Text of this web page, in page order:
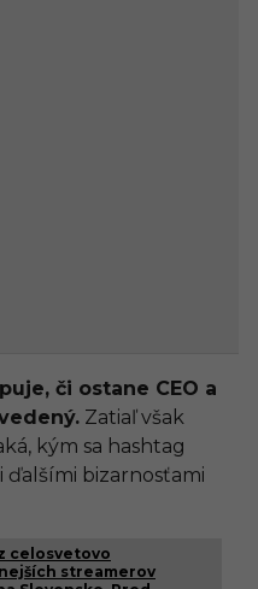
či ostane CEO a
Zatiaľ však
kým sa hashtag
ďalšími bizarnosťami
celosvetovo
streamerov